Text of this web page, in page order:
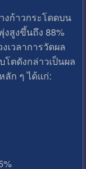
งก้าวกระโดดบน
สูงขึ้นถึง 88%
เวลาการวัดผล
ตดังกล่าวเป็นผล
ลัก ๆ ได้แก่: